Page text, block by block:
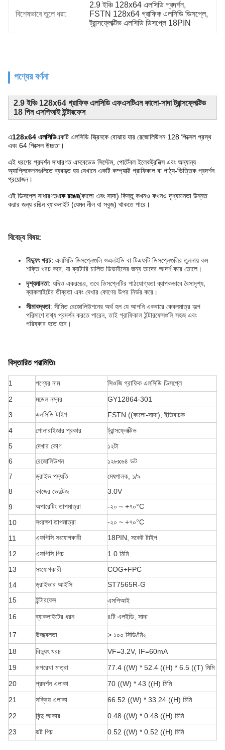
বিশেষভাবে তুলে ধরা:
2.9 ইঞ্চি 128x64 এলসিডি প্রদর্শন,
FSTN 128x64 গ্রাফিক এলসিডি ডিসপ্লে
ট্রান্সফ্লেক্টিভ এলসিডি ডিসপ্লে 18PIN
পণ্যের বর্ণনা
2.9 ইঞ্চি 128x64 গ্রাফিক এলসিডি এফএসটিএন কালো-সাদা ট্রান্সফ্লেক্টিভ
18 পিন এসপিআই ইন্টারফেস
এ128x64 এলসিডিএকটি এলসিডি স্ক্রিনকে বোঝায় যার রেজোলিউশন 128 পিক্সেল প্রস্থ
এবং 64 পিক্সেল উচ্চতা।
এই ধরণের প্রদর্শন সাধারণত এমবেডেড সিস্টেম, পোর্টেবল ইলেকট্রনিক্স এবং অন্যান্য
অ্যাপ্লিকেশনগুলিতে ব্যবহৃত হয় যেখানে একটি কম্প্যাক্ট গ্রাফিকাল বা পাঠ্য-ভিত্তিক প্রদর্শন
প্রয়োজন।
এই ডিসপ্লে সাধারণতএক রঙের(কালো এবং সাদা) কিন্তু কখনও কখনও দৃশ্যমানতা উন্নত
করার জন্য রঙিন ব্যাকলাইট (যেমন নীল বা সবুজ) থাকতে পারে।
বিবেচ্য বিষয়:
বিদ্যুৎ খরচ: এলসিডি ডিসপ্লেগুলি ওএলইডি বা টিএফটি ডিসপ্লেগুলির তুলনায় কম
শক্তি খরচ করে, যা ব্যাটারি চালিত ডিভাইসের জন্য তাদের আদর্শ করে তোলে।
দৃশ্যমানতা: যদিও একরঙের, তবে ডিসপ্লেটির পাঠযোগ্যতা ব্যাপকভাবে বৈসাদৃশ্য,
ব্যাকলাইটের তীব্রতা এবং দেখার কোণের উপর নির্ভর করে।
সীমাবদ্ধতা: সীমিত রেজোলিউশনের অর্থ হল যে আপনি একবারে কেবলমাত্র অল্প
পরিমাণে তথ্য প্রদর্শন করতে পারেন, তাই গ্রাফিকাল ইন্টারফেসগুলি সহজ এবং
পরিষ্কার হতে হবে।
বিস্তারিত পরামিতিঃ
1 পণ্যের নাম
সিওজি গ্রাফিক এলসিডি ডিসপ্লে
2
মডেল নম্বর
GY12864-301
3
এলসিডি টাইপ
FSTN ((কালো-সাদা), ইতিবাচক
4
পোলারাইজার প্রকার
ট্রান্সফ্লেক্টিভ
5
দেখার কোণ
১২টা
6
রেজোলিউশন
১২৮x৬৪ ডট
7
ড্রাইভ পদ্ধতি
মেষপালক, ১/৯
8
কাজের ভোল্টেজ
3.0V
9
অপারেটিং তাপমাত্রা -২০ ~ +৭০°C
10
সংরক্ষণ তাপমাত্রা -২০ ~ +৭০°C
11
এফপিসি সংযোগকারী
18PIN, সকেট টাইপ
12
এফপিসি পিচ
1.0 মিমি
13
সংযোগকারী
COG+FPC
14
ড্রাইভার আইসি
ST7565R-G
15
ইন্টারফেস
এসপিআই
16
ব্যাকলাইটের ধরন ৪টি এলইডি, সাদা
17 উজ্জ্বলতা > ১০০ সিডি/মি২
18 বিদ্যুৎ খরচ
VF=3.2V, IF=60mA
19
রূপরেখা মাত্রা
77.4 ((W) * 52.4 ((H) * 6.5 ((T) মিমি
20
প্রদর্শন এলাকা
70 ((W) * 43 ((H) মিমি
21
সক্রিয় এলাকা
66.52 ((W) * 33.24 ((H) মিমি
22
বিন্দু আকার
0.48 ((W) * 0.48 ((H) মিমি
23
ডট পিচ 0.52 ((W) * 0.52 ((H) মিমি